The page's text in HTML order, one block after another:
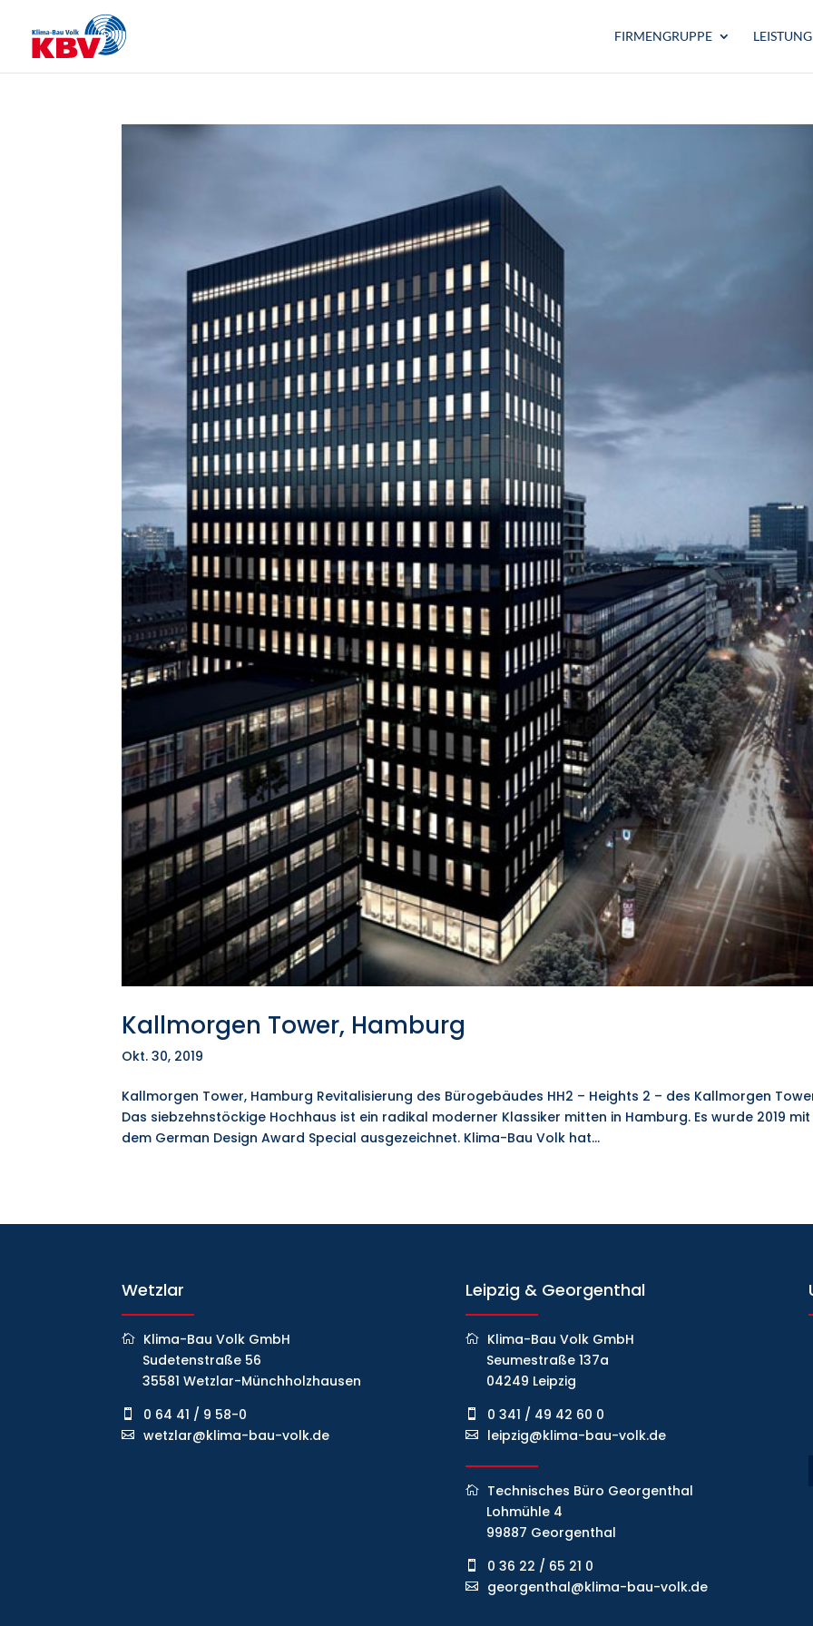
FIRMENGRUPPE
Kallmorgen Tower, Hamburg
Okt. 30, 2019
Kallmorgen Tower, Hamburg Revitalisierung des Bürogebäudes HH2 – Heights 2 – des Kallmorgen
Das siebzehnstöckige Hochhaus ist ein radikal moderner Klassiker mitten in Hamburg. Es wurde 2019 mit
dem German Design Award Special ausgezeichnet. Klima-Bau Volk hat...
Wetzlar
Klima-Bau Volk GmbH
Sudetenstraße 56
35581 Wetzlar-Münchholzhausen
0 64 41 / 9 58-0
wetzlar@klima-bau-volk.de
Leipzig & Georgenthal
Klima-Bau Volk GmbH
Seumestraße 137a
04249 Leipzig
0 341 / 49 42 60 0
leipzig@klima-bau-volk.de
Technisches Büro Georgenthal
Lohmühle 4
99887 Georgenthal
0 36 22 / 65 21 0
georgenthal@klima-bau-volk.de